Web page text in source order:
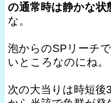
の通常時は静かな状
な。
泡からのSPリーチ
いところなのにね。
次の大当りは時短後